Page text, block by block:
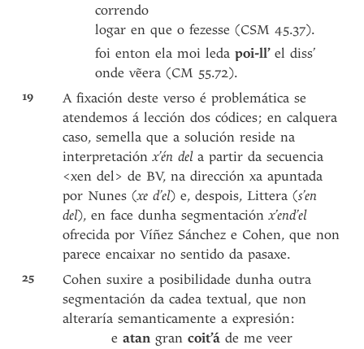
correndo
logar en que o fezesse (CSM 45.37).
foi enton ela moi ledapoi-ll’el diss’
onde vẽera (CM 55.72).
19
A fixación deste verso é problemática se
atendemos á lección dos códices; en calquera
caso, semella que a solución reside na
interpretaciónx’én dela partir da secuencia
<xen del> de BV, na dirección xa apuntada
por Nunes (xe d’el) e, despois, Littera (s’en
del), en face dunha segmentaciónx’end’el
ofrecida por Víñez Sánchez e Cohen, que non
parece encaixar no sentido da pasaxe.
25
Cohen suxire a posibilidade dunha outra
segmentación da cadea textual, que non
alteraría semanticamente a expresión:
eatan grancoit’á de me veer